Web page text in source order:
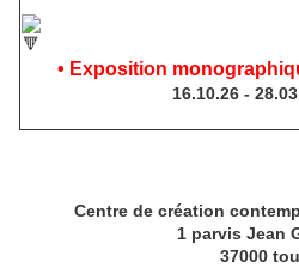
• Exposition
16.10.26 -
Centre de création
1 parvis Jean
37000